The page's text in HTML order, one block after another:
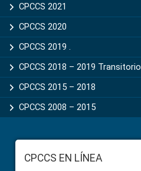
CPCCS 2021
CPCCS 2020
CPCCS 2019 .
CPCCS 2018 – 2019 Transitorio
CPCCS 2015 – 2018
CPCCS 2008 – 2015
FooterCPCCS EN LÍNEA